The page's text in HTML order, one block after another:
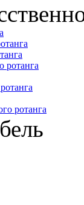
ротанга
ротанга